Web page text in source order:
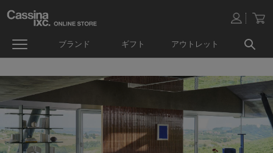
ブランド ギフト アウトレット